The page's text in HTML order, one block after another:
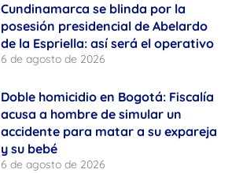
Cundinamarca se blinda por la
posesión presidencial de Abelardo
de la Espriella: así será el operativo
6 de agosto de 2026
Doble homicidio en Bogotá: Fiscalía
acusa a hombre de simular un
accidente para matar a su expareja
y su bebé
6 de agosto de 2026